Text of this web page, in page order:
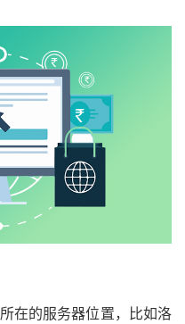
在的服务器位置，比如洛